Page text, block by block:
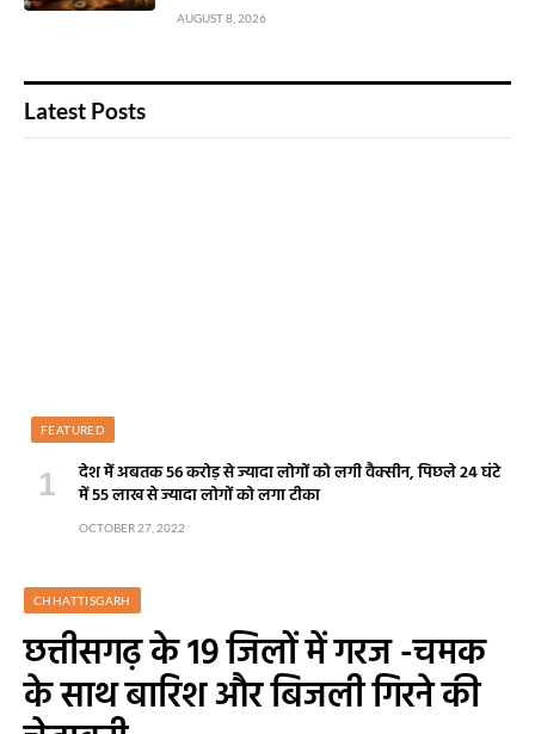
AUGUST 8, 2026
Latest Posts
FEATURED
देश में अबतक 56 करोड़ से ज्यादा लोगों को लगी वैक्सीन, पिछले 24 घंटे
में 55 लाख से ज्यादा लोगों को लगा टीका
OCTOBER 27, 2022
CHHATTISGARH
छत्तीसगढ़ के 19 जिलों में गरज -चमक
के साथ बारिश और बिजली गिरने की